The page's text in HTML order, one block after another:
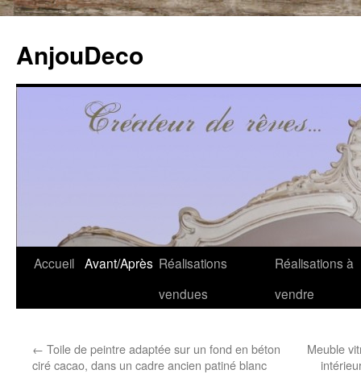
contenu
AnjouDeco
Accueil Avant/Après Réalisations
vendues
Réalisations à
vendre
← Toile de peintre adaptée sur un fond en béton
ciré cacao, dans un cadre ancien patiné blanc
Meuble